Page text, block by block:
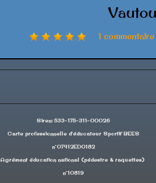
1 commentaire
Siren: 533-175-311-00026
Carte professionnelle d'éducateur Sportif BEES
n°07412ED0182
Agrément éducation national (pédestre & raquettes)
n°10819